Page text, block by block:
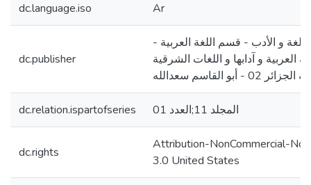
dc.language.iso Ar
dc.publisher
و الأدب - قسم اللغة العربية -
العربية و آدابها و اللغات الشرقية
02 - أبو القاسم سعدالله
dc.relation.ispartofseries المجلد 11;العدد 01
dc.rights
Attribution-NonCommercial-
3.0 United States